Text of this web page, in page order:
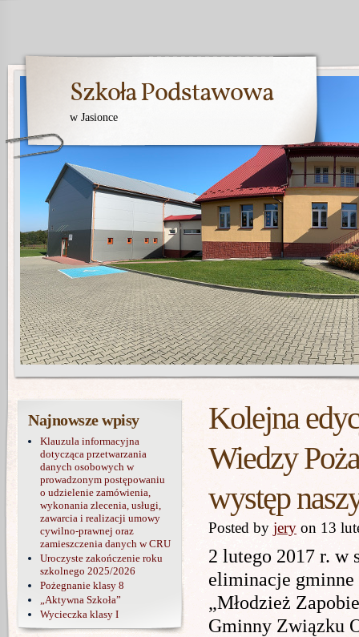
Szkoła Podstawowa
w Jasionce
Kolejna
Wiedzy
występ
Posted by jery on 13
2 lutego 2017 r. w
eliminacje
„Młodzież
Gminny Związku
Najnowsze wpisy
Klauzula informacyjna
dotycząca przetwarzania
danych osobowych w
prowadzonym postępowaniu
o udzielenie zamówienia,
wykonania zlecenia, usługi,
zawarcia i realizacji umowy
cywilno-prawnej oraz
zamieszczenia danych w CRU
Uroczyste zakończenie roku
szkolnego 2025/2026
Pożegnanie klasy 8
„Aktywna Szkoła”
Wycieczka klasy I